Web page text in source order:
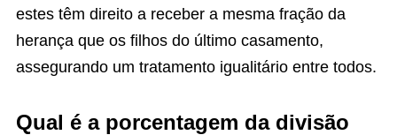
estes têm direito a receber a mesma fração da
herança que os filhos do último casamento,
assegurando um tratamento igualitário entre todos.
Qual é a porcentagem da divisão